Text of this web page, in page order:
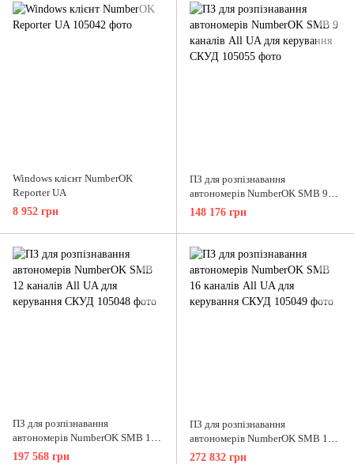
Windows клієнт NumberOK
Reporter UA
8 952 грн
ПЗ для розпізнавання
автономерів NumberOK SMB 9
каналів All UA для керування
148 176 грн
ПЗ для розпізнавання
автономерів NumberOK SMB 12
каналів All UA для керування
197 568 грн
ПЗ для розпізнавання
автономерів NumberOK SMB 16
каналів All UA для керування
272 832 грн